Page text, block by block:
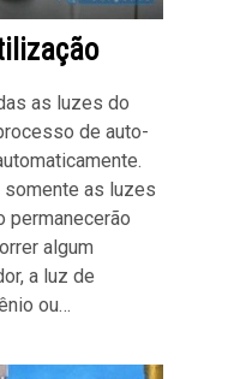
as luzes do
de auto-
as luzes
permanecerão
algum
a luz de
ou…